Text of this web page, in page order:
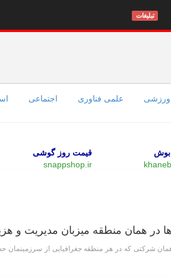
تبلیغات
ورزشی علمی فناوری اجتماعی
بوش
قیمت روز گوشی
snappshop.ir
در همان منطقه میزبان مدیریت و
شرکتی که در هر منطقه جغرافیایی از سرزمینمان